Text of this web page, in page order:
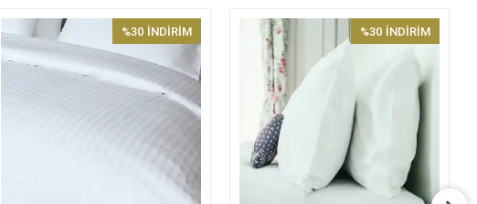
%30 İNDİRİM %30 İNDİRİM